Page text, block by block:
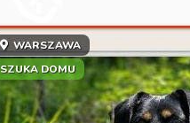
WARSZAWA
SZUKA DOMU